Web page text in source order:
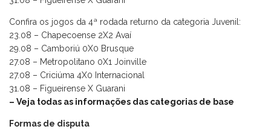
Confira os jogos da 4ª rodada returno da categoria Juvenil:
23.08 – Chapecoense 2X2 Avaí
29.08 – Camboriú 0X0 Brusque
27.08 – Metropolitano 0X1 Joinville
27.08 – Criciúma 4X0 Internacional
31.08 – Figueirense X Guarani
– Veja todas as informações das categorias de base
Formas de disputa